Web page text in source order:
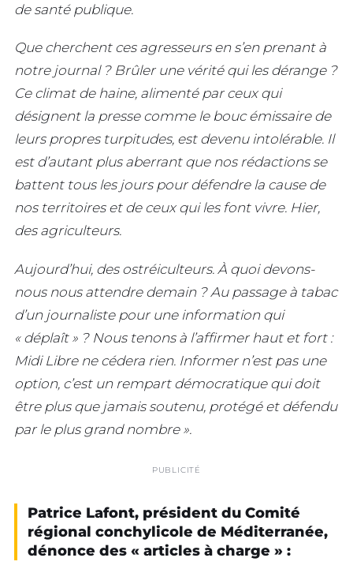
de santé publique.
Que cherchent ces agresseurs en s’en prenant à
notre journal ? Brûler une vérité qui les dérange ?
Ce climat de haine, alimenté par ceux qui
désignent la presse comme le bouc émissaire de
leurs propres turpitudes, est devenu intolérable. Il
est d’autant plus aberrant que nos rédactions se
battent tous les jours pour défendre la cause de
nos territoires et de ceux qui les font vivre. Hier,
des agriculteurs.
Aujourd’hui, des ostréiculteurs. À quoi devons-
nous nous attendre demain ? Au passage à tabac
d’un journaliste pour une information qui
« déplaît » ? Nous tenons à l’affirmer haut et fort :
Midi Libre ne cédera rien. Informer n’est pas une
option, c’est un rempart démocratique qui doit
être plus que jamais soutenu, protégé et défendu
par le plus grand nombre ».
PUBLICITÉ
Patrice Lafont, président du Comité
régional conchylicole de Méditerranée,
dénonce des « articles à charge » :